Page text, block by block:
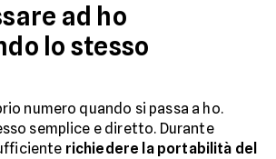
ad ho
lo stesso
numero quando si passa a ho.
semplice e diretto. Durante
richiedere la portabilità del